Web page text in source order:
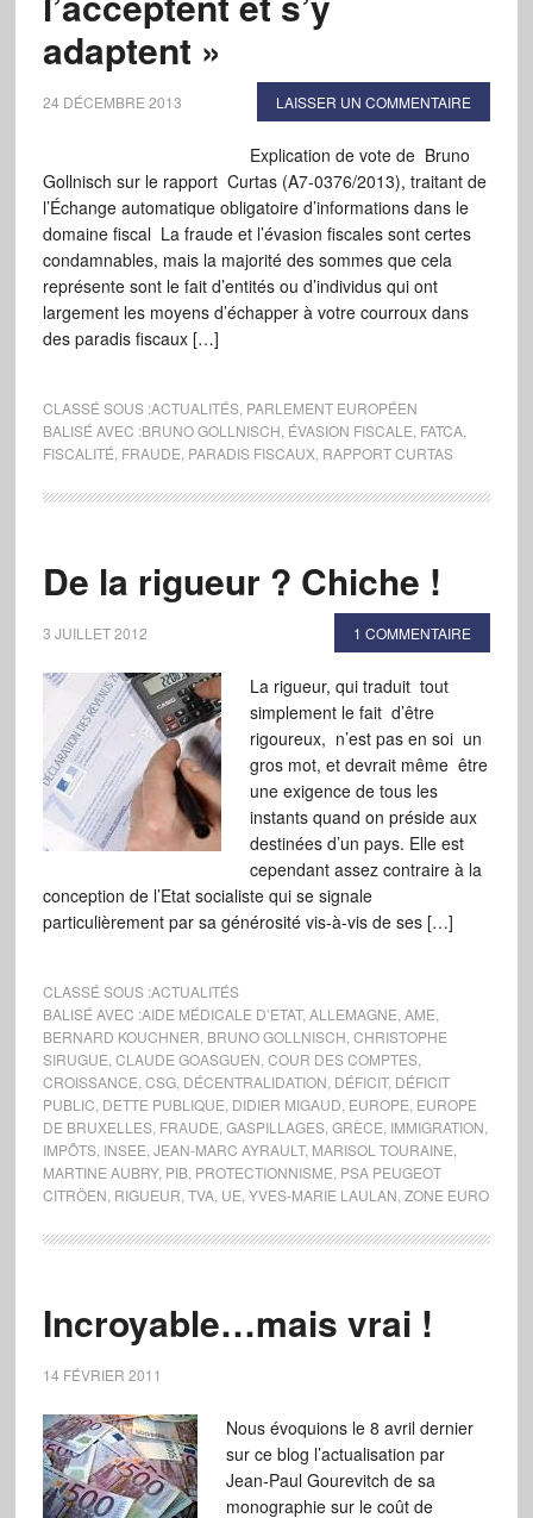
adaptent »
24 DÉCEMBRE 2013 LAISSER UN COMMENTAIRE
Explication de vote de Bruno
Gollnisch sur le rapport Curtas (A7-0376/2013), traitant de
l’Échange automatique obligatoire d’informations dans le
domaine fiscal La fraude et l’évasion fiscales sont certes
condamnables, mais la majorité des sommes que cela
représente sont le fait d’entités ou d’individus qui ont
largement les moyens d’échapper à votre courroux dans
des paradis fiscaux […]
CLASSÉ SOUS :ACTUALITÉS, PARLEMENT EUROPÉEN
BALISÉ AVEC :BRUNO GOLLNISCH ÉVASION FISCALE FATCA,
FISCALITÉ FRAUDE PARADIS FISCAUX, RAPPORT CURTAS
De la rigueur ? Chiche !
3 JUILLET 2012 1 COMMENTAIRE
La rigueur, qui traduit tout
simplement le fait d’être
rigoureux, n’est pas en soi un
gros mot, et devrait même être
une exigence de tous les
instants quand on préside aux
destinées d’un pays. Elle est
cependant assez contraire à la
conception de l’Etat socialiste qui se signale
particulièrement par sa générosité vis-à-vis de ses […]
CLASSÉ SOUS :ACTUALITÉS
BALISÉ AVEC :AIDE MÉDICALE D’ETAT, ALLEMAGNE AME
BERNARD KOUCHNER BRUNO GOLLNISCH CHRISTOPHE
SIRUGUE CLAUDE GOASGUEN COUR DES COMPTES,
CROISSANCE CSG, DÉCENTRALIDATION DÉFICIT, DÉFICIT
PUBLIC DETTE PUBLIQUE DIDIER MIGAUD EUROPE EUROPE
DE BRUXELLES, FRAUDE GASPILLAGES, GRÈCE IMMIGRATION
IMPÔTS, INSEE JEAN-MARC AYRAULT, MARISOL TOURAINE
MARTINE AUBRY, PIB, PROTECTIONNISME PSA PEUGEOT
CITRÖEN RIGUEUR TVA, UE YVES-MARIE LAULAN ZONE EURO
Incroyable…mais vrai !
14 FÉVRIER 2011
Nous évoquions le 8 avril dernier
sur ce blog l’actualisation par
Jean-Paul Gourevitch de sa
monographie sur le coût de